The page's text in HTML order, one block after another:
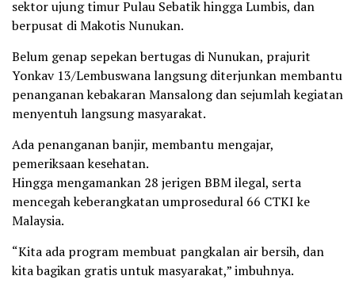
sektor ujung timur Pulau Sebatik hingga Lumbis, dan
berpusat di Makotis Nunukan.
Belum genap sepekan bertugas di Nunukan, prajurit
Yonkav 13/Lembuswana langsung diterjunkan membantu
penanganan kebakaran Mansalong dan sejumlah kegiatan
menyentuh langsung masyarakat.
Ada penanganan banjir, membantu mengajar,
pemeriksaan kesehatan.
Hingga mengamankan 28 jerigen BBM ilegal, serta
mencegah keberangkatan umprosedural 66 CTKI ke
Malaysia.
“Kita ada program membuat pangkalan air bersih, dan
kita bagikan gratis untuk masyarakat,” imbuhnya.